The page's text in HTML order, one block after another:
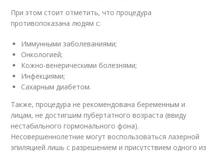
При этом стоит отметить, что процедура
противопоказана людям с:
Иммунными заболеваниями;
Онкологией;
Кожно-венерическими болезнями;
Инфекциями;
Сахарным диабетом.
Также, процедура не рекомендована беременным и
лицам, не достигшим пубертатного возраста (ввиду
нестабильного гормонального фона).
Несовершеннолетние могут воспользоваться лазерной
эпиляцией лишь с разрешением и присутствием одного из